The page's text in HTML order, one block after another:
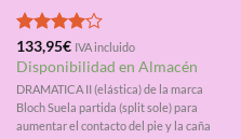
Valorado
con4.00
133,95€ IVA incluido
Disponibilidad en Almacén
DRAMATICA II (elástica) de la marca
Bloch Suela partida (split sole) para
aumentar el contacto del pie y la caña